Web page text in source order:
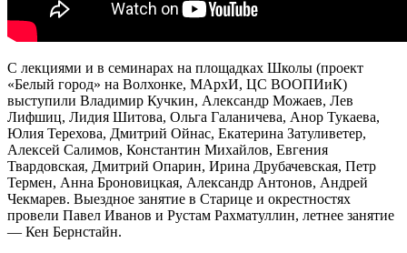
С лекциями и в семинарах на площадках Школы (проект
«Белый город» на Волхонке, МАрхИ, ЦС ВООПИиК)
выступили Владимир Кучкин, Александр Можаев, Лев
Лифшиц, Лидия Шитова, Ольга Галаничева, Анор Тукаева,
Юлия Терехова, Дмитрий Ойнас, Екатерина Затуливетер,
Алексей Салимов, Константин Михайлов, Евгения
Твардовская, Дмитрий Опарин, Ирина Друбачевская, Петр
Термен, Анна Броновицкая, Александр Антонов, Андрей
Чекмарев. Выездное занятие в Старице и окрестностях
провели Павел Иванов и Рустам Рахматуллин, летнее занятие
— Кен Бернстайн.